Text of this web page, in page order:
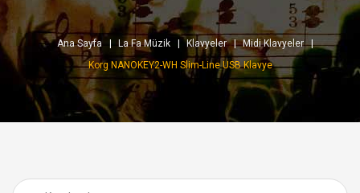
Ana Sayfa La Fa Müzik Klavyeler
Midi Klavyeler
Korg NANOKEY2-WH Slim-Line USB Klavye